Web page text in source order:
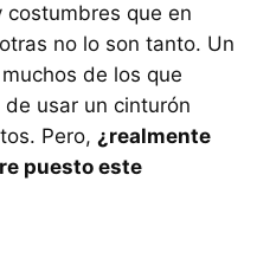
costumbres que en
no lo son tanto. Un
de los que
usar un cinturón
Pero, ¿realmente
puesto este